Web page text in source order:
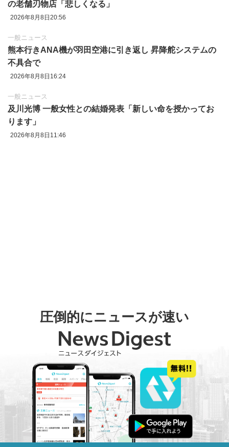
の老舗刃物店「悲しくなる」
2026年8月8日20:56
一般ニュース
熊本行きANA機が羽田空港に引き返し 昇降舵システムの
不具合で
2026年8月8日16:24
一般ニュース
及川光博 一般女性との結婚発表「新しい命を授かってお
ります」
2026年8月8日11:46
圧倒的にニュースが速い